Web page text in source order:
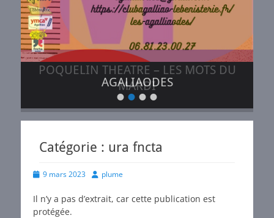
••••
POQUELIN THEATRE – LES MOTS DU
MARDI
le
AGALIAODES
le
de
Catégorie : ura fncta
Posted
9 mars 2023 Author
plume
Il n’y a pas d’extrait, car cette publication est
protégée.